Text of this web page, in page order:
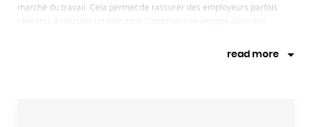
marché du travail. Cela permet de rassurer des employeurs parfois
réticents à recruter un débutant. L’alternant développe aussi son
read more